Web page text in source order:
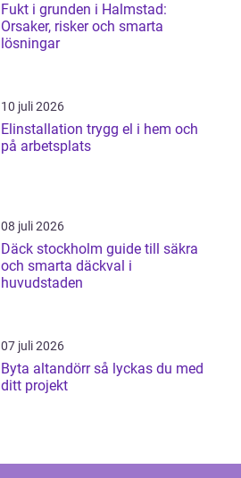
Fukt i grunden i Halmstad:
Orsaker, risker och smarta
lösningar
10 juli 2026
Elinstallation trygg el i hem och
på arbetsplats
08 juli 2026
Däck stockholm guide till säkra
och smarta däckval i
huvudstaden
07 juli 2026
Byta altandörr så lyckas du med
ditt projekt